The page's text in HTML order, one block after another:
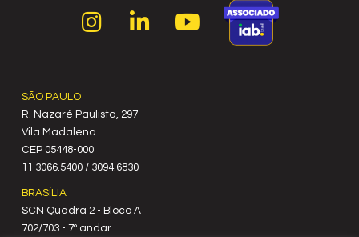
SÃO PAULO
R. Nazaré Paulista, 297
Vila Madalena
C‍EP 05448-000
11 3066.5400 / 3094.6830
BRASÍLIA
SCN Quadra 2 - Bloco A
702/703 - 7º andar